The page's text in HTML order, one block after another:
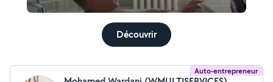
Découvrir
Auto-entrepreneur